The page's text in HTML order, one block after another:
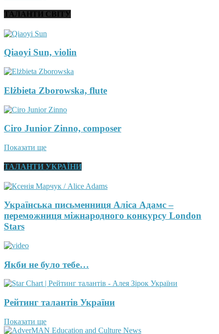
ТАЛАНТИ СВІТУ
Qiaoyi Sun, violin
Elżbieta Zborowska, flute
Ciro Junior Zinno, composer
Показати ще
ТАЛАНТИ УКРАЇНИ
Українська письменниця Аліса Адамс –
переможниця міжнародного конкурсу London
Stars
Якби не було тебе…
Рейтинг талантів України
Показати ще